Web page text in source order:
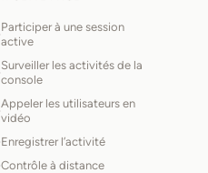
Participer à une session
active
Surveiller les activités de la
console
Appeler les utilisateurs en
vidéo
Enregistrer l’activité
Contrôle à distance